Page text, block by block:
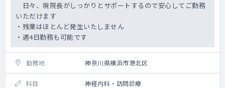
看護師が行います）
・夜間体制：常勤医が自宅でオンコール待機
・オンコール対応頻度：月～金の夜間5日間の
平均2～3件、土日は平均2～3件
※主治医制ではありません
日々、現院長がしっかりとサポートするので安心してご勤務
いただけます
・残業はほとんど発生いたしません
・週4日勤務も可能です
勤務地 神奈川県横浜市港北区
科目 神経内科・訪問診療